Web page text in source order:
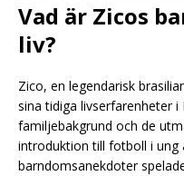
Vad är Zicos
liv?
Zico, en legendarisk
sina tidiga livserfarenheter
familjebakgrund och de
introduktion till fotboll i ung
barndomsanekdoter